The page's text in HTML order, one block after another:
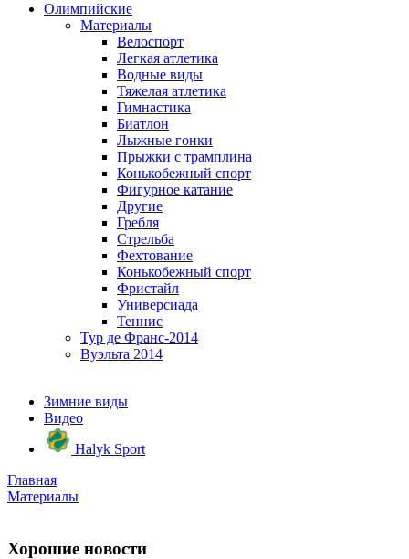
Олимпийские
Материалы
Велоспорт
Легкая атлетика
Водные виды
Тяжелая атлетика
Гимнастика
Биатлон
Лыжные гонки
Прыжки с трамплина
Конькобежный спорт
Фигурное катание
Другие
Гребля
Стрельба
Фехтование
Конькобежный спорт
Фристайл
Универсиада
Теннис
Тур де Франс-2014
Вуэльта 2014
Зимние виды
Видео
Halyk Sport
Главная
Материалы
Хорошие новости